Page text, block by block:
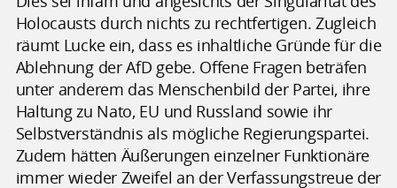
Holocausts durch nichts zu rechtfertigen. Zugleich
räumt Lucke ein, dass es inhaltliche Gründe für die
Ablehnung der AfD gebe. Offene Fragen beträfen
unter anderem das Menschenbild der Partei, ihre
Haltung zu Nato, EU und Russland sowie ihr
Selbstverständnis als mögliche Regierungspartei.
Zudem hätten Äußerungen einzelner Funktionäre
immer wieder Zweifel an der Verfassungstreue der